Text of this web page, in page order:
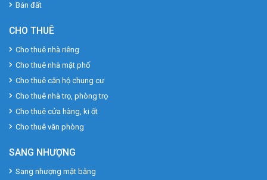
Bán đất
CHO THUÊ
Cho thuê nhà riêng
Cho thuê nhà mặt phố
Cho thuê căn hộ chung cư
Cho thuê nhà trọ, phòng trọ
Cho thuê cửa hàng, ki ốt
Cho thuê văn phòng
SANG NHƯỢNG
Sang nhượng mặt bằng